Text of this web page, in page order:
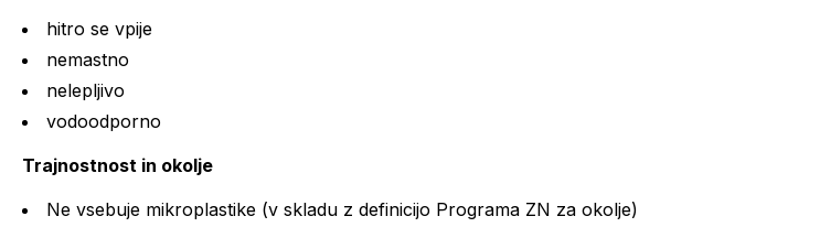
hitro se vpije
nemastno
nelepljivo
vodoodporno
Trajnostnost in okolje
Ne vsebuje mikroplastike (v skladu z definicijo Programa ZN za okolje)